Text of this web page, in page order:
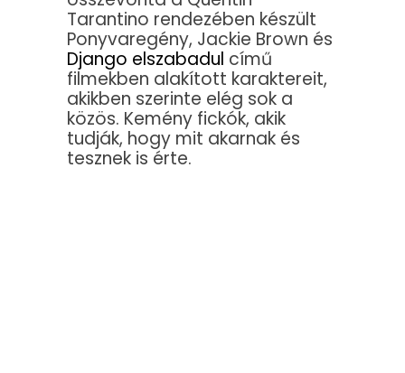
Tarantino rendezében készült
Ponyvaregény, Jackie Brown és
Django elszabadul című
filmekben alakított karaktereit,
akikben szerinte elég sok a
közös. Kemény fickók, akik
tudják, hogy mit akarnak és
tesznek is érte.